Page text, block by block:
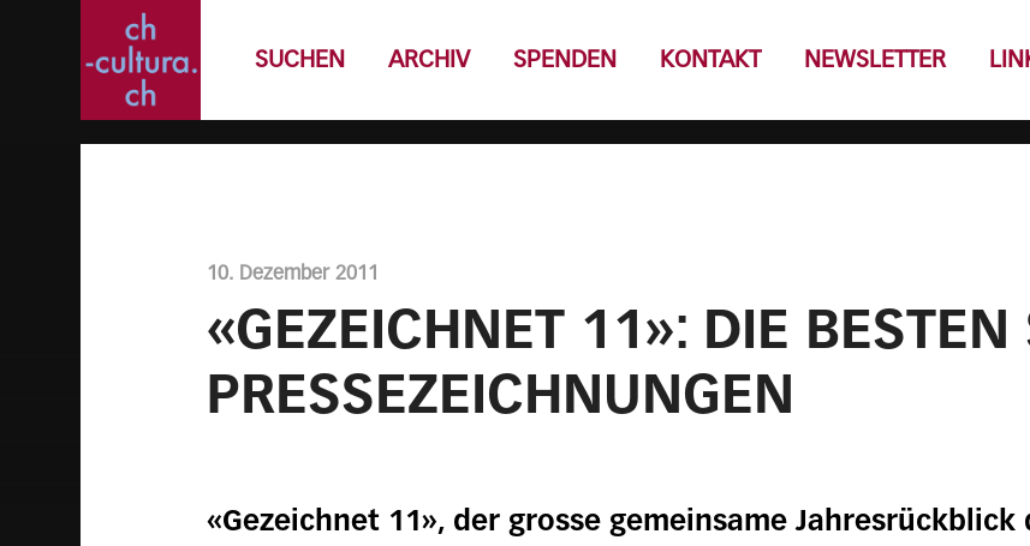
SUCHEN ARCHIV SPENDEN KONTAKT NEWSLETTER
10. Dezember 2011
«GEZEICHNET 11»: DIE BESTEN
PRESSEZEICHNUNGEN
«Gezeichnet 11», der grosse gemeinsame Jahresrückblick